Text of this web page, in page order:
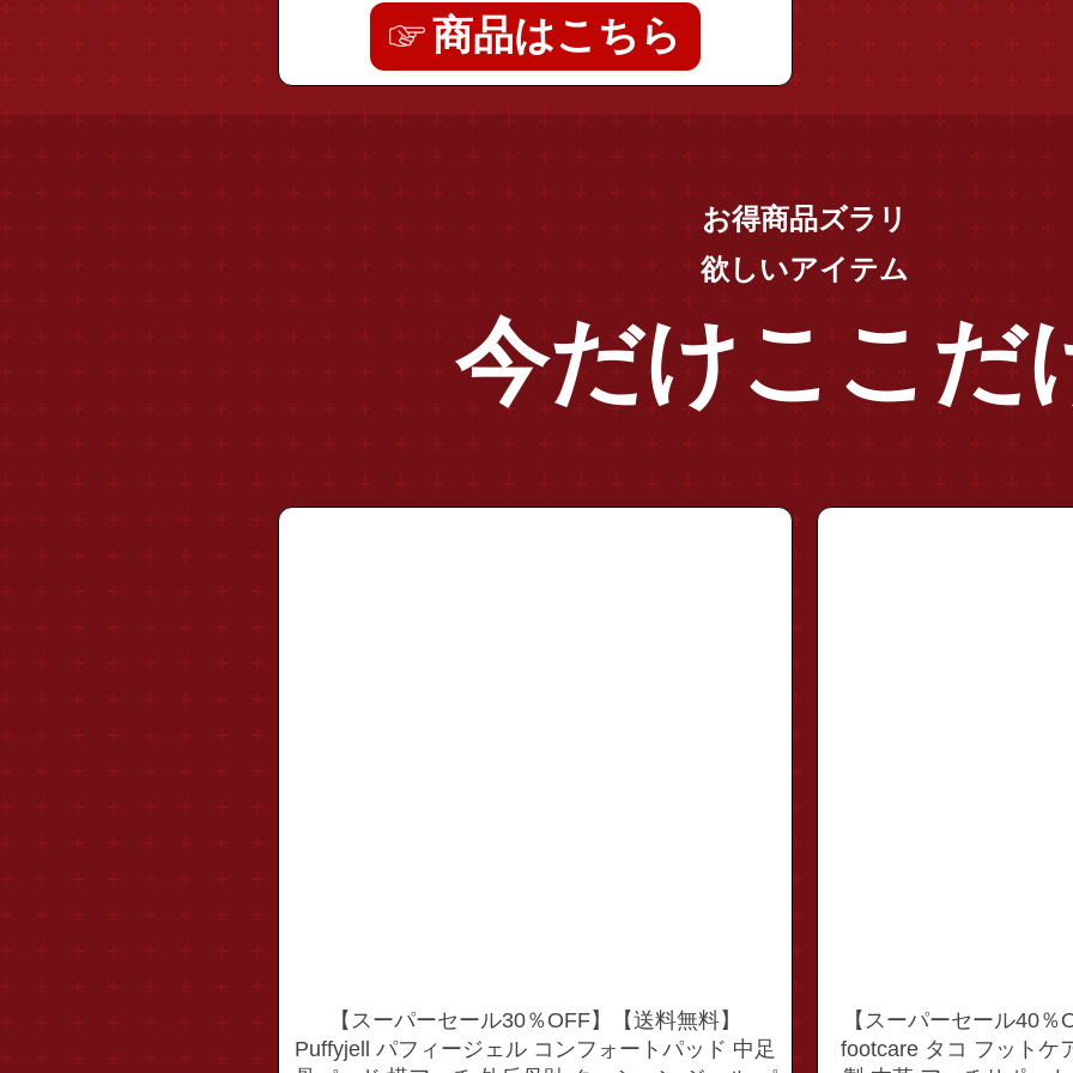
商品はこちら
お得商品ズラリ
欲しいアイテム
今だけここだ
"sale3_pj_cp"
【スーパーセール30％OFF】【送料無料】
Puffyjell パフィージェル コンフォートパッド 中足
"sale3_tc_elastic"
【スーパーセール40
footcare タコ フットケ